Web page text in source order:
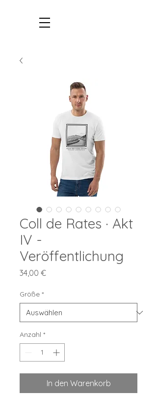
Coll de Rates · Akt
IV -
Veröffentlichung
34,00 €Preis
Größe *
Anzahl *
In den Warenkorb